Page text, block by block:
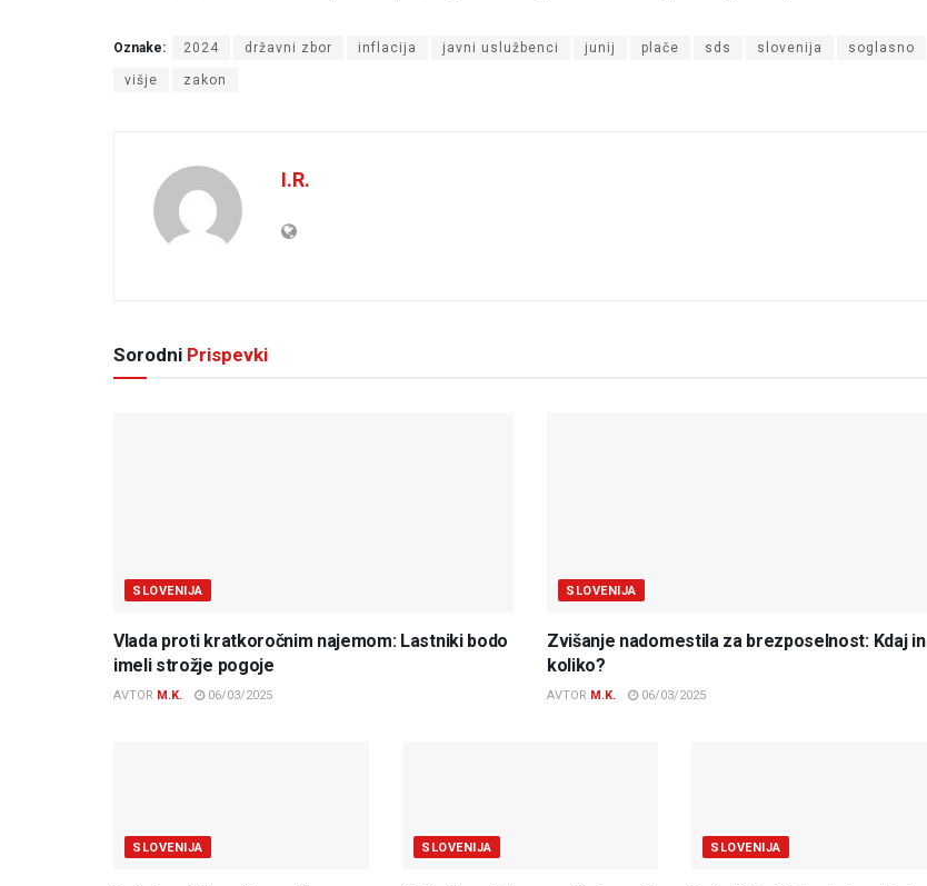
Oznake: 2024 državni zbor inflacija javni uslužbenci junij plače sds slovenija soglasno
višje zakon
I.R.
Sorodni Prispevki
SLOVENIJA
Vlada proti kratkoročnim najemom: Lastniki bodo
imeli strožje pogoje
AVTOR M.K. 06/03/2025
SLOVENIJA
Zvišanje nadomestila za brezposelnost: Kdaj in
koliko?
AVTOR M.K. 06/03/2025
SLOVENIJA SLOVENIJA SLOVENIJA